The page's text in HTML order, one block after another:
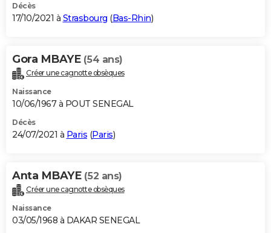
Décès
17/10/2021 à Strasbourg (Bas-Rhin)
Gora MBAYE (54 ans)
Créer une cagnotte obsèques
Naissance
10/06/1967 à POUT SENEGAL
Décès
24/07/2021 à Paris (Paris)
Anta MBAYE (52 ans)
Créer une cagnotte obsèques
Naissance
03/05/1968 à DAKAR SENEGAL